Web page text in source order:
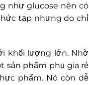
như glucose nên có
tạp nhưng do chỉ
khối lượng lớn. Nhờ
sản phẩm phụ gia rẻ
phẩm. Nó còn dễ